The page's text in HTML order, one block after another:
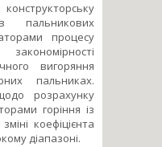
пальникових
процесу
вигоряння
пальниках.
розрахунку
горіння із
коефіцієнта
діапазоні.